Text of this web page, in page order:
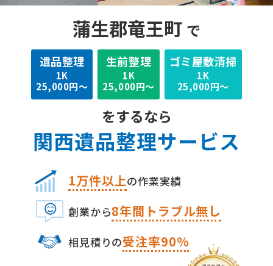
蒲生郡竜王町 で
遺品整理
1K
25,000円～
⽣前整理
1K
25,000円～
ゴミ屋敷清掃
1K
25,000円～
をするなら
関⻄遺品整理サービス
1万件以上の作業実績
創業から8年間トラブル無し
相⾒積りの受注率90%